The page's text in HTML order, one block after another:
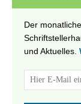
Der
und Aktuelles.